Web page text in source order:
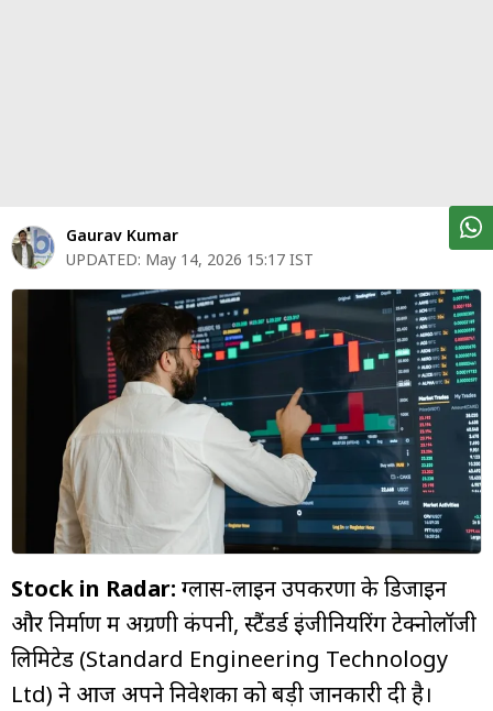
शेयर
बाज़ार
बिजनेस
वीडियो
म्यूचुअल
फंड
Gaurav Kumar
UPDATED: May 14, 2026 15:17 IST
Stock in Radar: ग्लास-लाइन उपकरणों के डिजाइन
और निर्माण में अग्रणी कंपनी, स्टैंडर्ड इंजीनियरिंग टेक्नोलॉजी
लिमिटेड (Standard Engineering Technology
Ltd) ने आज अपने निवेशकों को बड़ी जानकारी दी है।